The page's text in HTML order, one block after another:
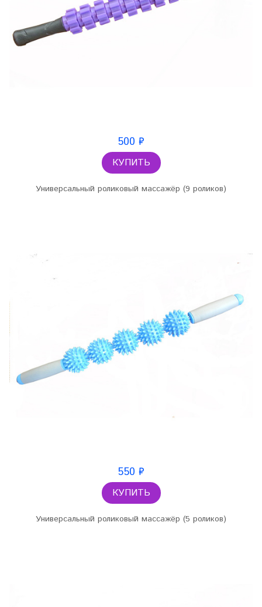
500 ₽
КУПИТЬ
Универсальный роликовый массажёр (9 роликов)
550 ₽
КУПИТЬ
Универсальный роликовый массажёр (5 роликов)